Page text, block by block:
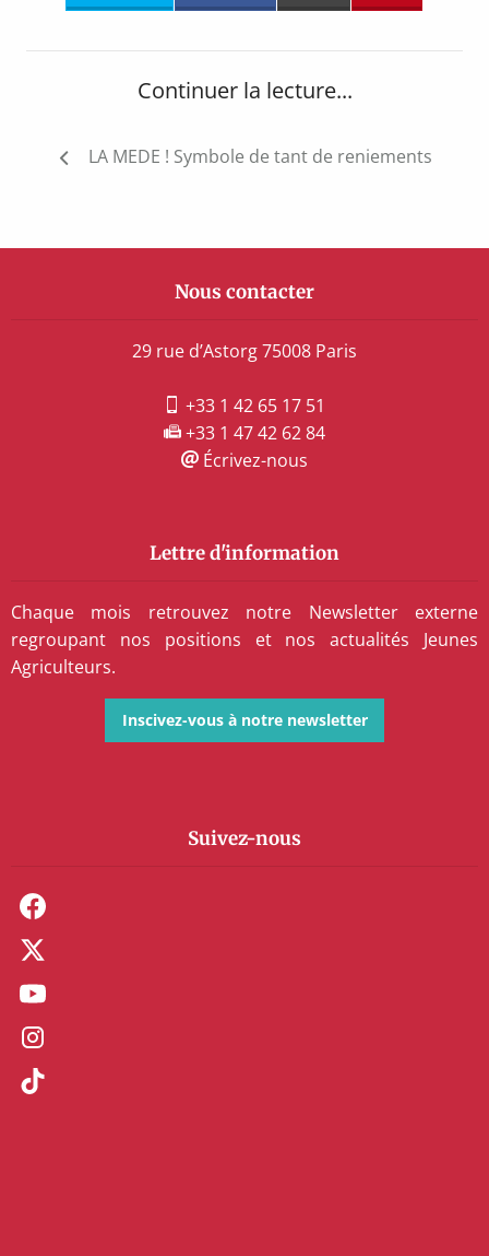
Continuer la lecture...
Navigation
LA MEDE ! Symbole de tant de reniements
Nous contacter
29 rue d’Astorg 75008 Paris
+33 1 42 65 17 51
+33 1 47 42 62 84
Écrivez-nous
Lettre d'information
Chaque mois retrouvez notre Newsletter externe
regroupant nos positions et nos actualités Jeunes
Agriculteurs.
Inscivez-vous à notre newsletter
Suivez-nous